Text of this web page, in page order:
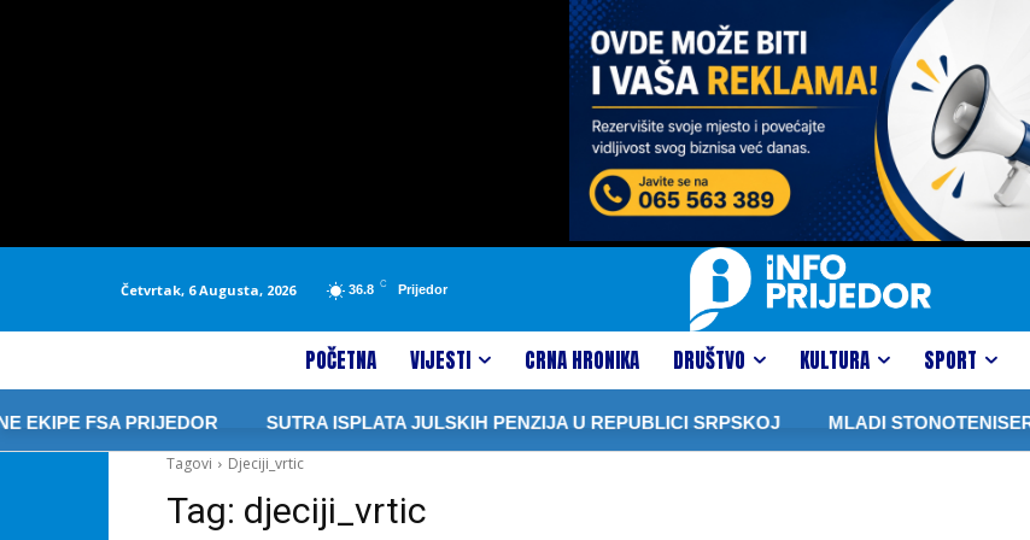
Četvrtak, 6 Augusta, 2026 36.8 C Prijedor
POČETNA VIJESTI CRNA HRONIKA DRUŠTVO KULTURA SPORT
FSA PRIJEDOR SUTRA ISPLATA JULSKIH PENZIJA U REPUBLICI SRPSKOJ MLADI
Tagovi
Djeciji_vrtic
Tag: djeciji_vrtic